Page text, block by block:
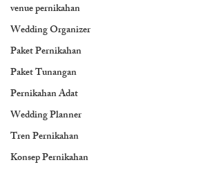
venue pernikahan
Wedding Organizer
Paket Pernikahan
Paket Tunangan
Pernikahan Adat
Wedding Planner
Tren Pernikahan
Konsep Pernikahan